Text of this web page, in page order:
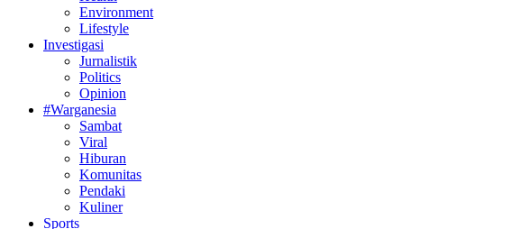
Environment
Lifestyle
Investigasi
Jurnalistik
Politics
Opinion
#Warganesia
Sambat
Viral
Hiburan
Komunitas
Pendaki
Kuliner
Sports